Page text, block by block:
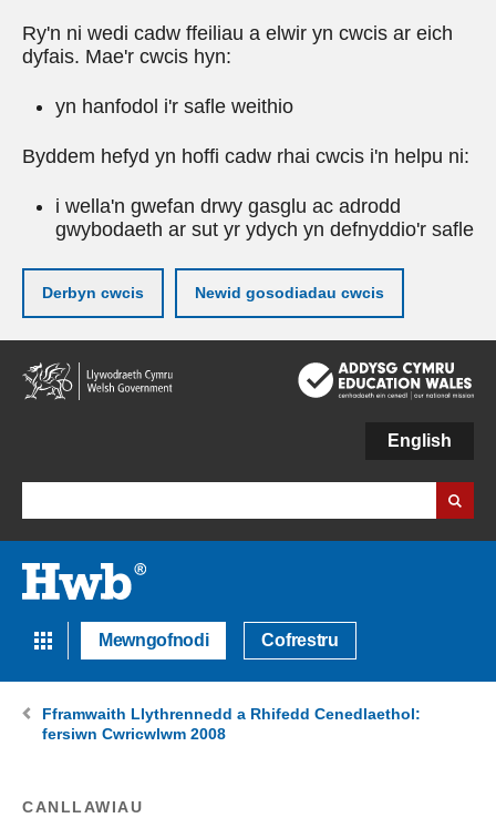
Ry'n ni wedi cadw ffeiliau a elwir yn cwcis ar eich
dyfais. Mae'r cwcis hyn:
yn hanfodol i'r safle weithio
Byddem hefyd yn hoffi cadw rhai cwcis i'n helpu ni:
i wella'n gwefan drwy gasglu ac adrodd
gwybodaeth ar sut yr ydych yn defnyddio'r safle
Derbyn cwcis Newid gosodiadau cwcis
Neidio
i'r
prif
English
Mewngofnodi Cofrestru
Fframwaith Llythrennedd a Rhifedd Cenedlaethol:
fersiwn Cwricwlwm 2008
CANLLAWIAU